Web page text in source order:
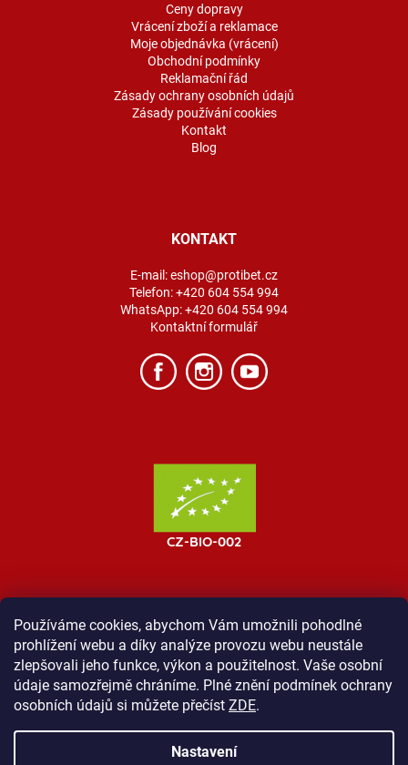
Používáme cookies, abychom Vám umožnili pohodlné
prohlížení webu a díky analýze provozu webu neustále
zlepšovali jeho funkce, výkon a použitelnost. Vaše osobní
údaje samozřejmě chráníme. Plné znění podmínek ochrany
osobních údajů si můžete přečíst ZDE.
Nastavení
Ceny dopravy
Vrácení zboží a reklamace
Moje objednávka (vrácení)
Obchodní podmínky
Reklamační řád
Zásady ochrany osobních údajů
Zásady používání cookies
Kontakt
Blog
KONTAKT
E-mail:eshop@protibet.cz
Telefon:+420 604 554 994
WhatsApp:+420 604 554 994
Kontaktní formulář
MOST ProTibet Vše o nákupu
Obchodní podmínky
Zásady ochrany osobních údajů
Kontakt
Vytvořil Shoptet